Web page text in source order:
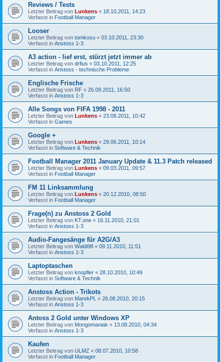
Reviews / Tests
Letzter Beitrag von Lunkens « 18.10.2011, 14:23
Verfasst in Football Manager
Looser
Letzter Beitrag von tomkosu « 03.10.2011, 23:30
Verfasst in Anstoss 1-3
A3 action - lief erst, stürzt jetzt immer ab
Letzter Beitrag von drfius « 03.10.2011, 12:25
Verfasst in Anstoss - technische Probleme
Englische Frische
Letzter Beitrag von RF « 26.09.2011, 16:50
Verfasst in Anstoss 1-3
Alle Songs von FIFA 1998 - 2011
Letzter Beitrag von Lunkens « 23.08.2011, 10:42
Verfasst in Games
Google +
Letzter Beitrag von Lunkens « 29.06.2011, 10:14
Verfasst in Software & Technik
Football Manager 2011 January Update & 11.3 Patch released
Letzter Beitrag von Lunkens « 09.03.2011, 09:57
Verfasst in Football Manager
FM 11 Linksammlung
Letzter Beitrag von Lunkens « 20.12.2010, 08:50
Verfasst in Football Manager
Frage(n) zu Anstoss 2 Gold
Letzter Beitrag von KT.one « 16.11.2010, 21:01
Verfasst in Anstoss 1-3
Audio-Fangesänge für A2G/A3
Letzter Beitrag von Waldi98 « 09.11.2010, 11:51
Verfasst in Anstoss 1-3
Laptoptaschen
Letzter Beitrag von knopfler « 28.10.2010, 10:49
Verfasst in Software & Technik
Anstoss Action - Trikots
Letzter Beitrag von MarekPL « 26.08.2010, 20:15
Verfasst in Anstoss 1-3
Antoss 2 Gold unter Windows XP
Letzter Beitrag von Mongomaniak « 13.08.2010, 04:34
Verfasst in Anstoss 1-3
Kaufen
Letzter Beitrag von ULMZ « 08.07.2010, 10:58
Verfasst in Football Manager